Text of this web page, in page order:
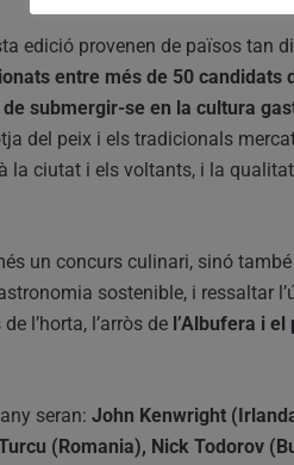
edició provenen de països tan
entre més de 50 candidats
submergir-se en la cultura
del peix i els tradicionals
la ciutat i els voltants, i la
un concurs culinari, sinó
sostenible, i ressaltar
l’horta, l’arròs de l’Albufera i
seran: John Kenwright
(Romania), Nick Todorov